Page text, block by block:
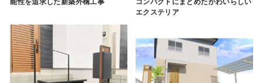
エクステリア